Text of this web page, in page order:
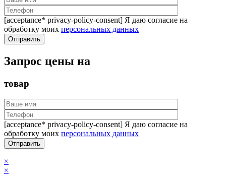
[acceptance* privacy-policy-consent] Я даю согласие на
обработку моих персональных данных
Запрос цены на
товар
[acceptance* privacy-policy-consent] Я даю согласие на
обработку моих персональных данных
×
×